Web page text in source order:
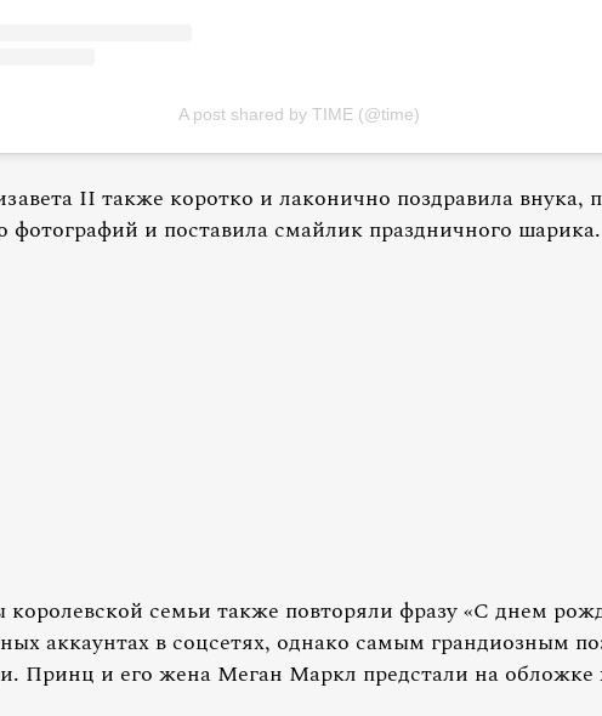
A post shared by TIME (@time)
II также коротко и лаконично поздравила внука,
фотографий и поставила смайлик праздничного шарика.
королевской семьи также повторяли фразу «С днем
аккаунтах в соцсетях, однако самым грандиозным
Принц и его жена Меган Маркл предстали на обложке